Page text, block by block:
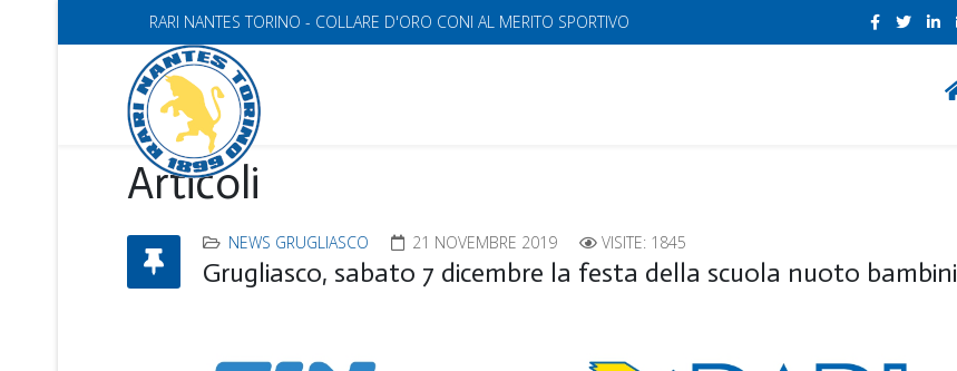
RARI NANTES TORINO - COLLARE D'ORO CONI AL MERITO SPORTIVO
Articoli
NEWS GRUGLIASCO 21 NOVEMBRE 2019 VISITE: 1845
Grugliasco, sabato 7 dicembre la festa della scuola nuoto bambini